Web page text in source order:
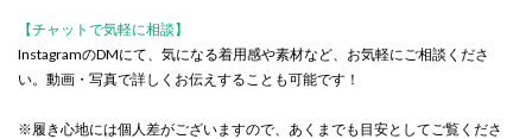
【チャットで気軽に相談】
InstagramのDMにて、気になる着用感や素材など、お気軽にご相談くださ
い。動画・写真で詳しくお伝えすることも可能です！
※履き心地には個人差がございますので、あくまでも目安としてご覧くださ